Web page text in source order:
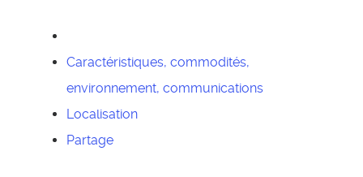
Caractéristiques, commodités,
environnement, communications
Localisation
Partage